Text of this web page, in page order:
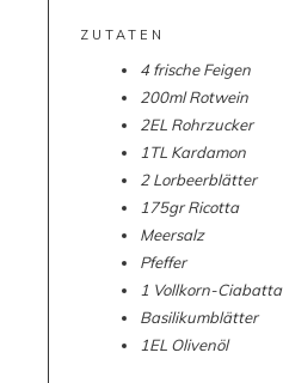
ZUTATEN
4 frischeFeigen
200ml Rotwein
2EL Rohrzucker
1TL Kardamon
2Lorbeerblätter
175gr Ricotta
Meersalz
Pfeffer
1 Vollkorn-Ciabatta
Basilikumblätter
1EL Olivenöl